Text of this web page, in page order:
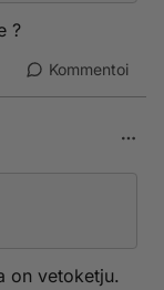
?
Kommentoi
on vetoketju.